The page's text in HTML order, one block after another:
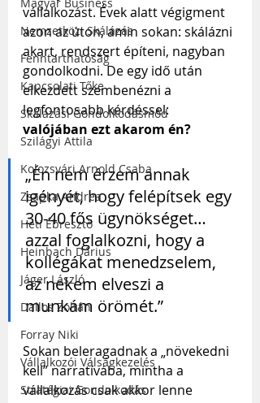
Nemzetközi Skálázás
Fenntarthatóság
Kapcsolati Tőke
Skálázási Gondolkodásmód
Szilágyi Attila
Kolozsvári Arnold Csaba
Zsapka Andrea
Heti Ébresztő
Heinbach Dárius
Jáger László
Dallos Zoltán
Forray Niki
Vállalkozói Válságkezelés
Stratégiai Gondolkodás
vállalkozást. Évek alatt végigment
azon az úton, amin sokan: skálázni
akart, rendszert építeni, nagyban
gondolkodni. De egy idő után
elkezdett szembenézni a
legfontosabb kérdéssel:
valójában ezt akarom én?
„Én nem érzem annak
igényét, hogy felépítsek egy
30-40 fős ügynökséget…
azzal foglalkozni, hogy a
kollégákat menedzselem,
az nekem elveszi a
munkám örömét.”
Sokan beleragadnak a „növekedni
kell” narratívába, mintha a
vállalkozás csak akkor lenne